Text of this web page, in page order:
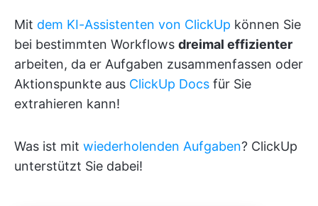
Mit dem KI-Assistenten von ClickUp können Sie
bei bestimmten Workflows dreimal effizienter
arbeiten, da er Aufgaben zusammenfassen oder
Aktionspunkte aus ClickUp Docs für Sie
extrahieren kann!
Was ist mit wiederholenden Aufgaben? ClickUp
unterstützt Sie dabei!